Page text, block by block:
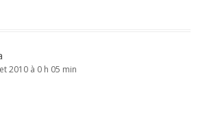
2010 à 0 h 05 min